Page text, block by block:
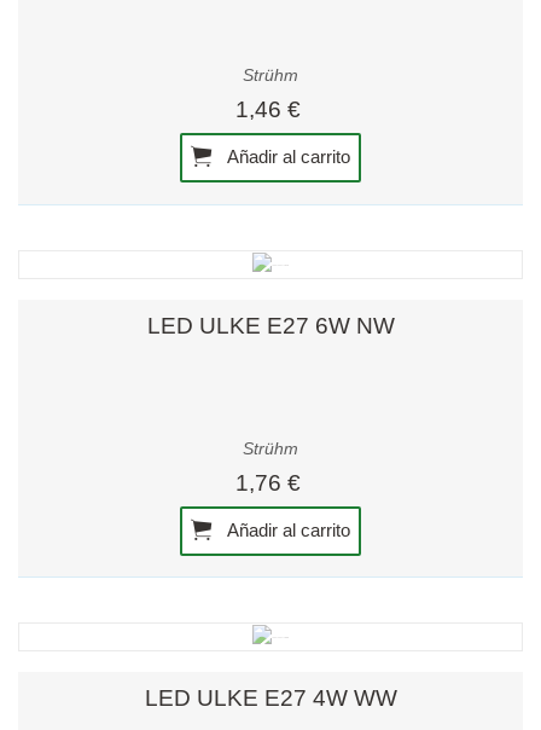
Strühm
1,46 €
Añadir al carrito
LED ULKE E27 6W NW
Strühm
1,76 €
Añadir al carrito
LED ULKE E27 4W WW